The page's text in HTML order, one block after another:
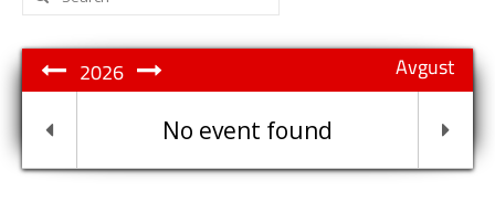
for:
Avgust
2026
No event found